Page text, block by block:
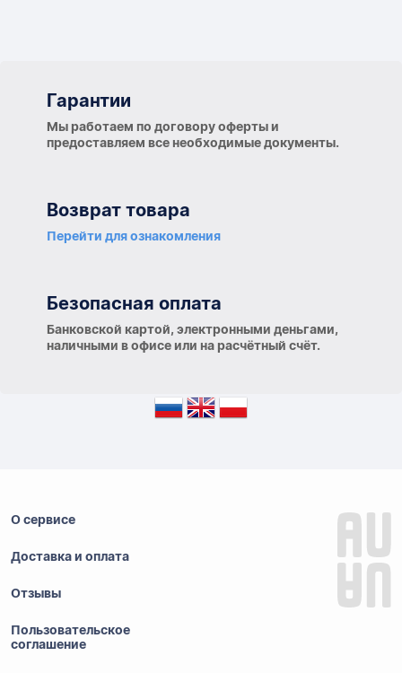
Гарантии
Мы работаем по договору оферты и
предоставляем все необходимые документы.
Возврат товара
Перейти для ознакомления
Безопасная оплата
Банковской картой, электронными деньгами,
наличными в офисе или на расчётный счёт.
О сервисе
Доставка и оплата
Отзывы
Пользовательское
соглашение